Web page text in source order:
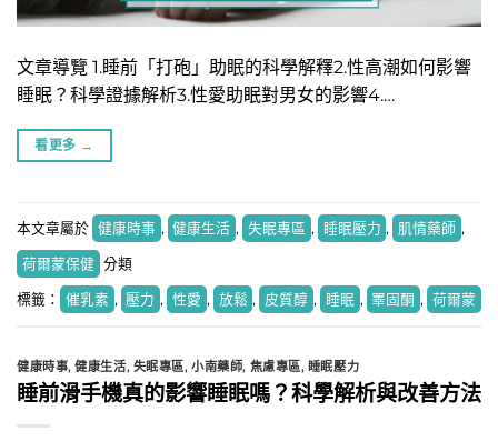
文章導覽 1.睡前「打砲」助眠的科學解釋2.​性高潮如何影響
睡眠？科學證據解析3.​性愛助眠對男女的影響4.​…
看更多 →
本文章屬於 健康時事 , 健康生活 , 失眠專區 , 睡眠壓力 , 肌情藥師 ,
荷爾蒙保健 分類
標籤： 催乳素 , 壓力 , 性愛 , 放鬆 , 皮質醇 , 睡眠 , 睪固酮 , 荷爾蒙
健康時事,健康生活, 失眠專區,小南藥師, 焦慮專區, 睡眠壓力
睡前滑手機真的影響睡眠嗎？科學解析與改善方法